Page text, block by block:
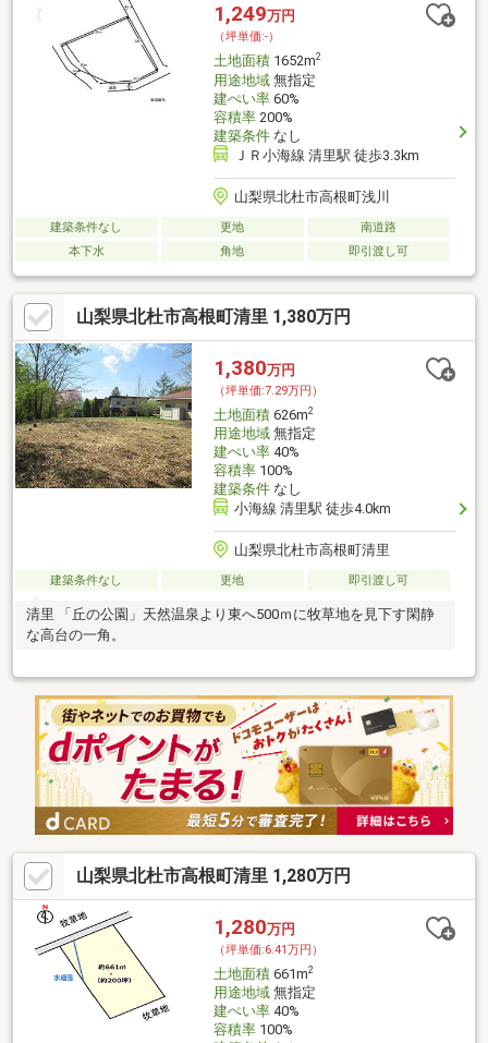
1,249万円
（坪単価:-）
土地面積1652m2
用途地域無指定
建ぺい率60%
容積率200%
建築条件なし
ＪＲ小海線 清里駅 徒歩3.3km
山梨県北杜市高根町浅川
建築条件なし 更地
南道路
本下水
角地 即引渡し可
山梨県北杜市高根町清里 1,380万円
1,380万円
（坪単価:7.29万円）
土地面積626m2
用途地域無指定
建ぺい率40%
容積率100%
建築条件なし
小海線 清里駅 徒歩4.0km
山梨県北杜市高根町清里
建築条件なし 更地 即引渡し可
清里 「丘の公園」天然温泉より東へ500ｍに牧草地を見下す閑静
な高台の一角。
山梨県北杜市高根町清里 1,280万円
1,280万円
（坪単価:6.41万円）
土地面積661m2
用途地域無指定
建ぺい率40%
容積率100%